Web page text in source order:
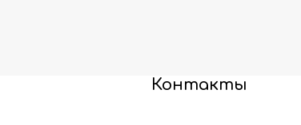
Контакты